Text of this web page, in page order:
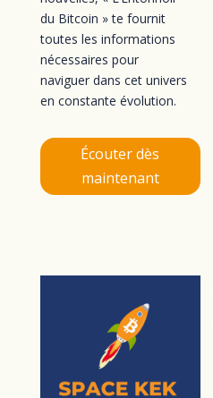
du Bitcoin » te fournit
toutes les informations
nécessaires pour
naviguer dans cet univers
en constante évolution.
Écouter dès
maintenant